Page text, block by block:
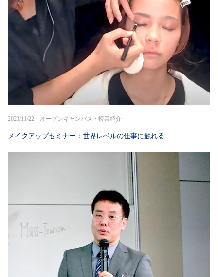
2023/11/22 オープンキャンパス・授業紹介
メイクアップセミナー：世界レベルの仕事に触れる